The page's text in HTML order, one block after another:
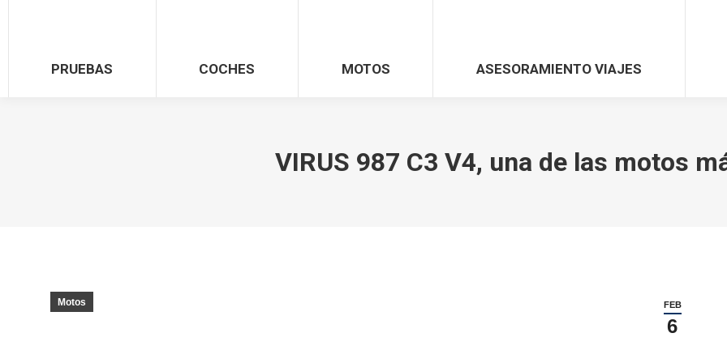
PRUEBAS COCHES MOTOS ASESORAMIENTO VIAJES
VIRUS 987 C3 V4, una de las motos
FEB
6
Motos